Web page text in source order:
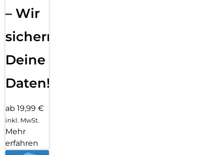
– Wir
sichern
Deine
Daten!
ab 19,99 €
inkl. MwSt.
Mehr
erfahren